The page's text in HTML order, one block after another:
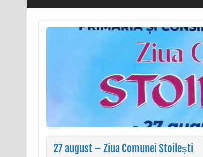
27 august – Ziua Comunei Stoilești